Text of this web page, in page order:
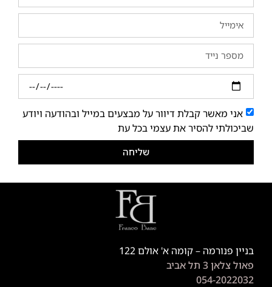
אני מאשר קבלת דיוור על מבצעים במייל ובהודעה ויודע
שביכולתי להסיר את עצמי בכל עת
שליחה
בניין פנורמה – קומה א' אולם 122
פאול צלאן 3 תל אביב
054-2022032